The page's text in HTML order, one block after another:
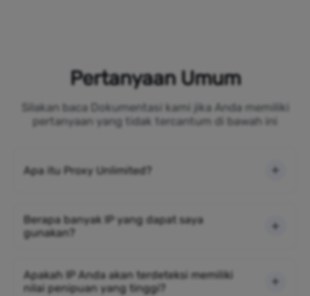
Pertanyaan Umum
Silakan baca Dokumentasi kami jika Anda memiliki
pertanyaan yang tidak tercantum di bawah ini
Apa itu Proxy Unlimited?
Berapa banyak IP yang dapat saya
gunakan?
Apakah IP Anda akan terdeteksi memiliki
nilai penipuan yang tinggi?